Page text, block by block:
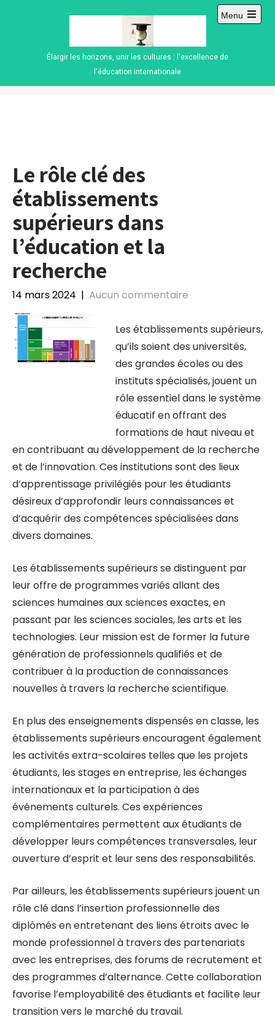
Élargir les horizons, unir les cultures : l'excellence de
l'éducation internationale
Menu
Open
Le rôle clé des
établissements
supérieurs dans
l’éducation et la
recherche
14 mars 2024 | Aucun commentaire
Les établissements supérieurs,
qu’ils soient des universités,
des grandes écoles ou des
instituts spécialisés, jouent un
rôle essentiel dans le système
éducatif en offrant des
formations de haut niveau et
en contribuant au développement de la recherche
et de l’innovation. Ces institutions sont des lieux
d’apprentissage privilégiés pour les étudiants
désireux d’approfondir leurs connaissances et
d’acquérir des compétences spécialisées dans
divers domaines.
Les établissements supérieurs se distinguent par
leur offre de programmes variés allant des
sciences humaines aux sciences exactes, en
passant par les sciences sociales, les arts et les
technologies. Leur mission est de former la future
génération de professionnels qualifiés et de
contribuer à la production de connaissances
nouvelles à travers la recherche scientifique.
En plus des enseignements dispensés en classe, les
établissements supérieurs encouragent également
les activités extra-scolaires telles que les projets
étudiants, les stages en entreprise, les échanges
internationaux et la participation à des
événements culturels. Ces expériences
complémentaires permettent aux étudiants de
développer leurs compétences transversales, leur
ouverture d’esprit et leur sens des responsabilités.
Par ailleurs, les établissements supérieurs jouent un
rôle clé dans l’insertion professionnelle des
diplômés en entretenant des liens étroits avec le
monde professionnel à travers des partenariats
avec les entreprises, des forums de recrutement et
des programmes d’alternance. Cette collaboration
favorise l’employabilité des étudiants et facilite leur
transition vers le marché du travail.